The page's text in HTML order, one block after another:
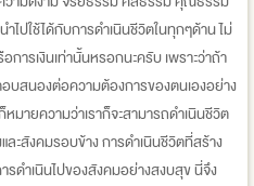
ไปใช้ได้กับการดำเนินชีวิตในทุกๆด้าน ไม่
การเงินเท่านั้นหรอกนะครับ เพราะว่าถ้า
บสนองต่อความต้องการของตนเองอย่าง
ายความว่าเราก็จะสามารถดำเนินชีวิต
ละสังคมรอบข้าง การดำเนินชีวิตที่สร้าง
ดำเนินไปของสังคมอย่างสงบสุข นี่จึง